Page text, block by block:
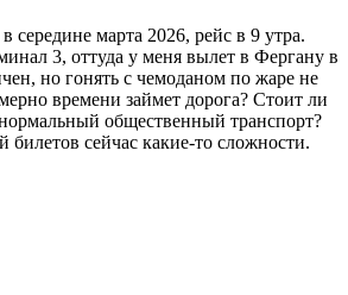
марта 2026, рейс в 9 утра.
3, оттуда у меня вылет в Фергану в
но гонять с чемоданом по жаре не
времени займет дорога? Стоит ли
общественный транспорт?
билетов сейчас какие-то сложности.